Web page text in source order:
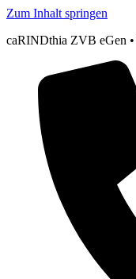
Zum Inhalt springen
caRINDthia ZVB eGen